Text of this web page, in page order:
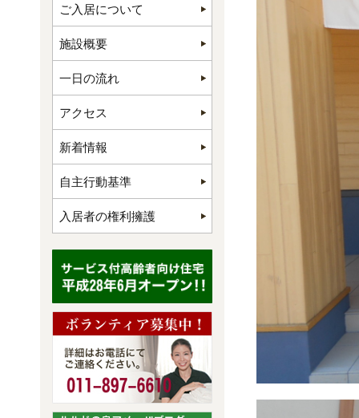
ご入居について
施設概要
一日の流れ
アクセス
新着情報
自主行動基準
入居者の権利擁護